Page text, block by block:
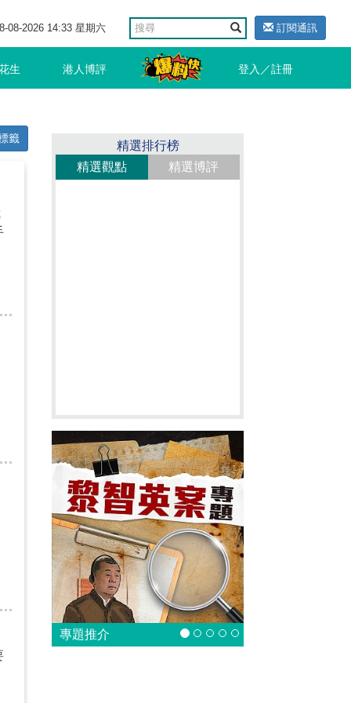
08-2026 14:33 星期六 訂閱通訊
生 港人博評 登入／註冊
籤
精選排行榜
精選觀點
精選博評
專題推介